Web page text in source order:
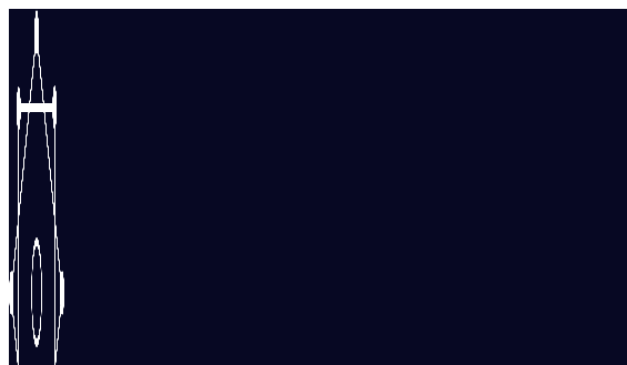
Перейти
содержимому